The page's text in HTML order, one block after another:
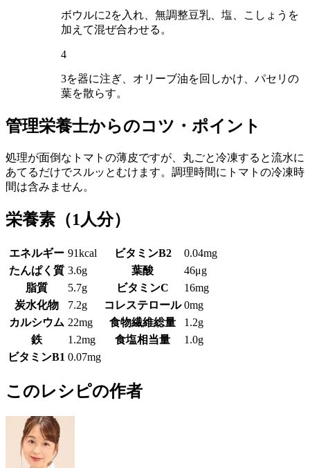
ボウルに2を入れ、無調整豆乳、塩、こしょうを
加えて混ぜ合わせる。
4
3を器に注ぎ、オリーブ油を回しかけ、パセリの
葉を散らす。
管理栄養士からのコツ・ポイント
処理が面倒なトマトの薄皮ですが、丸ごと冷凍すると流水に
あてるだけでスルッとむけます。調理時間にトマトの冷凍時
間は含みません。
栄養素 （1人分）
エネルギー 91kcal ビタミンB2
0.04mg
たんぱく質 3.6g 葉酸
46μg
脂質
5.7g ビタミンC
16mg
炭水化物
7.2g コレステロール 0mg
カルシウム 22mg 食物繊維総量
1.2g
鉄
1.2mg 食塩相当量
1.0g
ビタミンB1 0.07mg
このレシピの作者